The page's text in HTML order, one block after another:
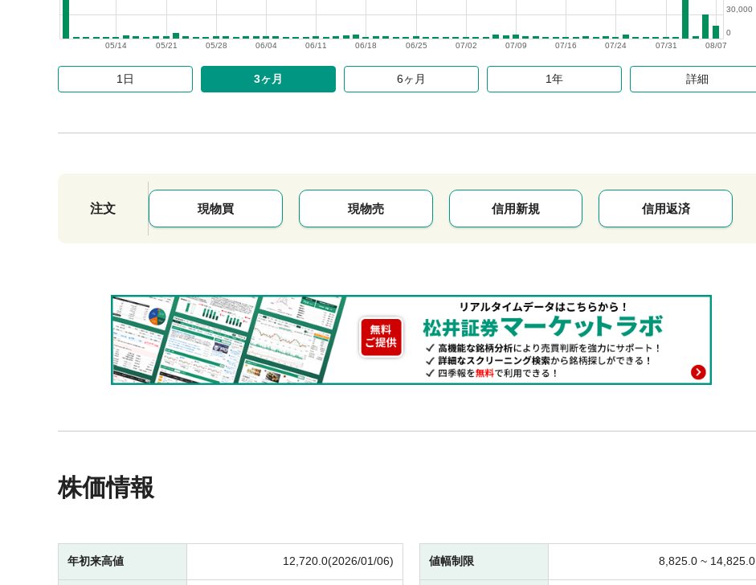
08/07
07/31
07/24
07/16
07/09
07/02
06/25
06/18
06/11
06/04
05/28
05/21
05/14
0
30,000
1日 3ヶ月 6ヶ月 1年 詳細
注文 現物買 現物売 信用新規 信用返済
株価情報
年初来高値 12,720.0(2026/01/06) 値幅制限 8,825.0 ~ 14,825.0